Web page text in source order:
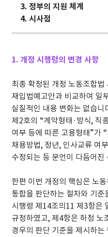
3.정부의 지원 체계
4.시사점
1. 개정 시행령의 변경 사항
최종 확정된 개정 노동조합
재입법예고안과 비교하여 일
실질적인 내용 변화는 없습
제2호의 “계약형태·방식, 직
여부 등에 따른 고용형태”가
채용방법, 정년, 인사교류 여
수정되는 등 문언이 다듬어진
한편 이번 개정의 핵심은 노
통합을 판단하는 절차와 기
시행령 제14조의11 제3항은
규정하였고, 제4항은 하청 노
경우의 판단 기준을 제시하는